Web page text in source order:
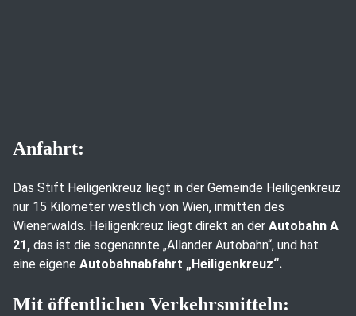
Anfahrt:
Das Stift Heiligenkreuz liegt in der Gemeinde Heiligenkreuz
nur 15 Kilometer westlich von Wien, inmitten des
Wienerwalds. Heiligenkreuz liegt direkt an der Autobahn A
21, das ist die sogenannte „Allander Autobahn“, und hat
eine eigene Autobahnabfahrt „Heiligenkreuz“.
Mit öffentlichen Verkehrsmitteln: